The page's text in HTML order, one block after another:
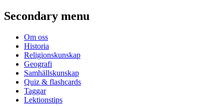
Secondary menu
Om oss
Historia
Religionskunskap
Geografi
Samhällskunskap
Quiz & flashcards
Taggar
Lektionstips